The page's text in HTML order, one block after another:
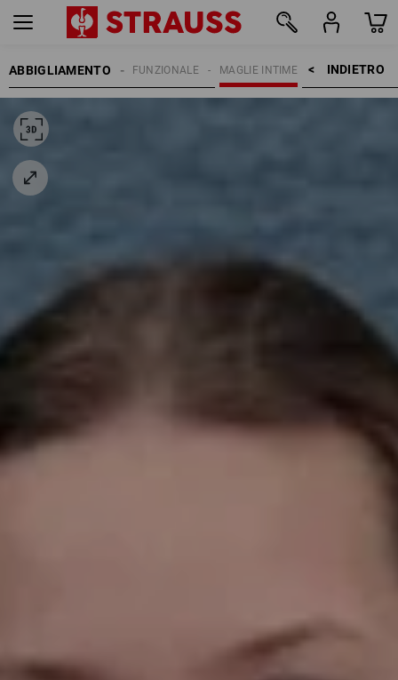
ABBIGLIAMENTO INDIETRO    >
MAGLIE INTIME
INTIMO FUNZIONALE
DONNA